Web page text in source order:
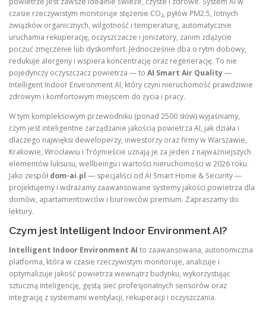
czasie rzeczywistym monitoruje stężenie CO₂, pyłów PM2.5, lotnych
związków organicznych, wilgotność i temperaturę, automatycznie
uruchamia rekuperację, oczyszczacze i jonizatory, zanim zdążycie
poczuć zmęczenie lub dyskomfort. Jednocześnie dba o rytm dobowy,
redukuje alergeny i wspiera koncentrację oraz regenerację. To nie
pojedynczy oczyszczacz powietrza — to AI Smart Air Quality—
Intelligent Indoor Environment AI, który czyni nieruchomość prawdziwie
zdrowym i komfortowym miejscem do życia i pracy.
W tym kompleksowym przewodniku (ponad 2500 słów) wyjaśniamy,
czym jest inteligentne zarządzanie jakością powietrza AI, jak działa i
dlaczego najwięksi deweloperzy, inwestorzy oraz firmy w Warszawie,
Krakowie, Wrocławiu i Trójmieście uznają je za jeden z najważniejszych
elementów luksusu, wellbeingu i wartości nieruchomości w 2026 roku.
Jako zespół dom-ai.pl — specjaliści od AI Smart Home & Security —
projektujemy i wdrażamy zaawansowane systemy jakości powietrza dla
domów, apartamentowców i biurowców premium. Zapraszamy do
lektury.
Czym jest Intelligent Indoor Environment AI?
Intelligent Indoor Environment AI to zaawansowana, autonomiczna
platforma, która w czasie rzeczywistym monitoruje, analizuje i
optymalizuje jakość powietrza wewnątrz budynku, wykorzystując
sztuczną inteligencję, gęstą sieć profesjonalnych sensorów oraz
integrację z systemami wentylacji, rekuperacji i oczyszczania.